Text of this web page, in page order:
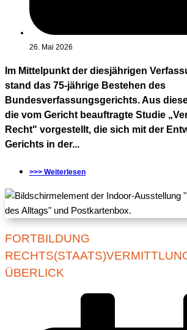
26. Mai 2026
Im Mittelpunkt der diesjährigen
stand das 75-jährige Bestehen des
Bundesverfassungsgerichts. Aus
die vom Gericht beauftragte Studie
Recht" vorgestellt, die sich mit der
Gerichts in der...
>>> Weiterlesen
FORTBILDUNG
ÜBERLICK